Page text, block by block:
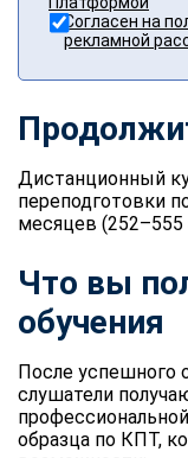
Согласен на
рекламной
Дистанционный
переподготовки
месяцев (252–555
Что вы
обучения
После успешного
слушатели
образца по КПТ,